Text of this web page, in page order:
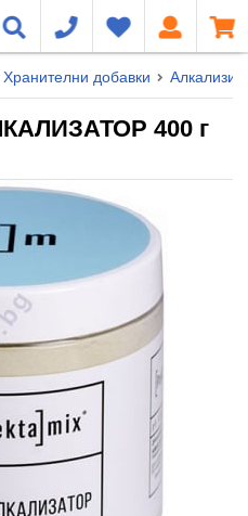
Хранителни добавки
400 г